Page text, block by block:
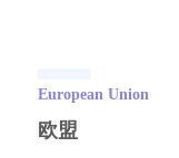
European Union
欧盟